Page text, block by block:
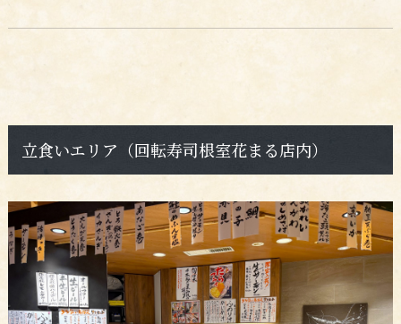
立食いエリア（回転寿司根室花まる店内）